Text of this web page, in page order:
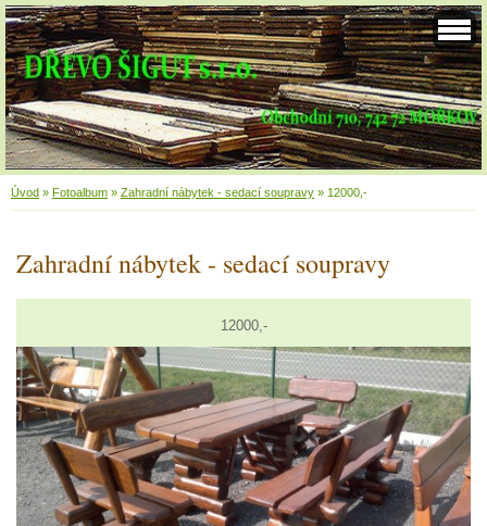
Úvod » Fotoalbum » Zahradní nábytek - sedací soupravy » 12000,-
Zahradní nábytek - sedací soupravy
12000,-